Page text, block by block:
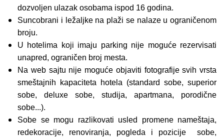
dozvoljen ulazak osobama ispod 16 godina.
Suncobrani i ležaljke na plaži se nalaze u ograničenom
broju.
U hotelima koji imaju parking nije moguće rezervisati
unapred, ograničen broj mesta.
Na web sajtu nije moguće objaviti fotografije svih vrsta
smeštajnih kapaciteta hotela (standard sobe, superior
sobe, deluxe sobe, studija, apartmana, porodične
sobe...).
Sobe se mogu razlikovati usled promene nameštaja,
redekoracije, renoviranja, pogleda i pozicije sobe,